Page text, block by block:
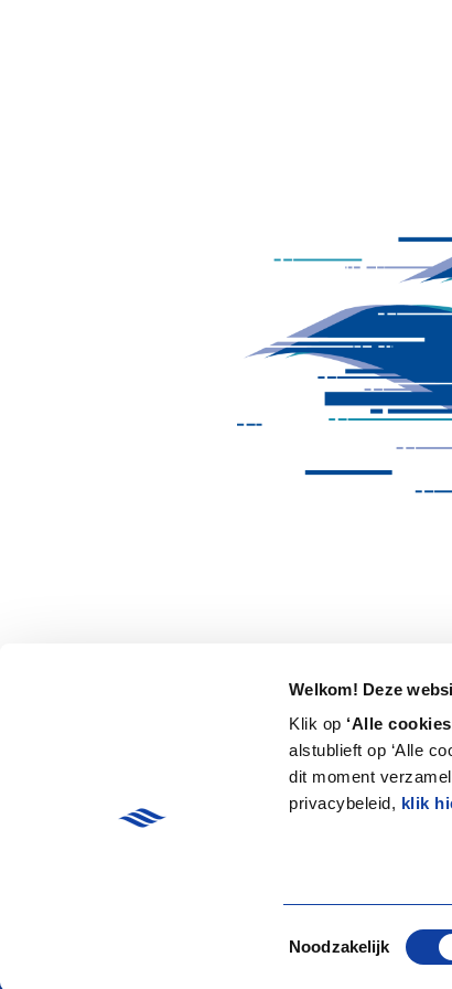
Welkom! Deze
Klik op ‘Alle
alstublieft op ‘Alle
dit moment
privacybeleid, klik
Toestemmingsselectie
Noodzakelijk